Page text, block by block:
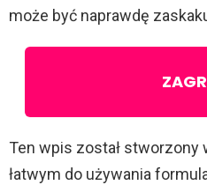
może być naprawdę
Ten wpis został stworzony
łatwym do używania